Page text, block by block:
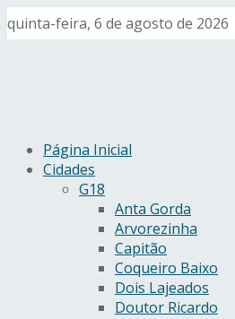
quinta-feira, 6 de agosto de 2026
Página Inicial
Cidades
G18
Anta Gorda
Arvorezinha
Capitão
Coqueiro Baixo
Dois Lajeados
Doutor Ricardo